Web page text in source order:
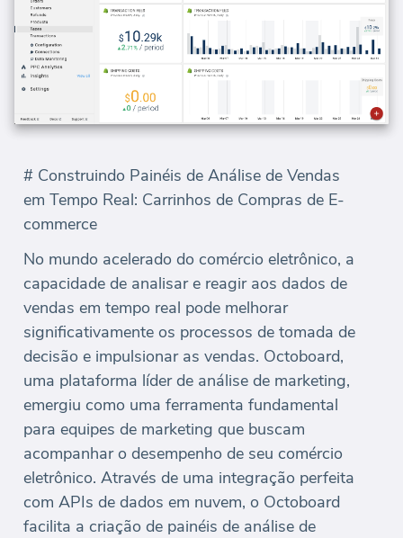
# Construindo Painéis de Análise de Vendas
em Tempo Real: Carrinhos de Compras de E-
commerce
No mundo acelerado do comércio eletrônico, a
capacidade de analisar e reagir aos dados de
vendas em tempo real pode melhorar
significativamente os processos de tomada de
decisão e impulsionar as vendas. Octoboard,
uma plataforma líder de análise de marketing,
emergiu como uma ferramenta fundamental
para equipes de marketing que buscam
acompanhar o desempenho de seu comércio
eletrônico. Através de uma integração perfeita
com APIs de dados em nuvem, o Octoboard
facilita a criação de painéis de análise de